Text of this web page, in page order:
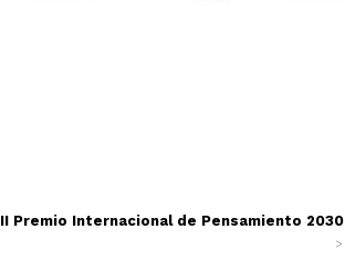
II Premio Internacional de Pensamiento 2030
>